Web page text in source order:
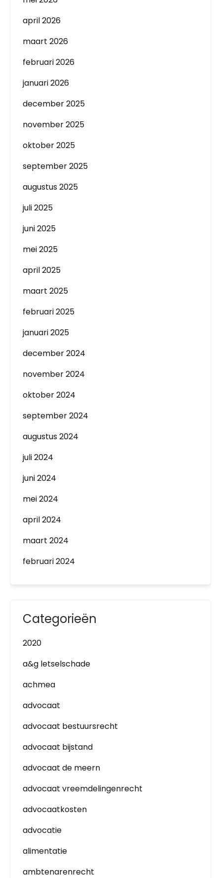
april 2026
maart 2026
februari 2026
januari 2026
december 2025
november 2025
oktober 2025
september 2025
augustus 2025
juli 2025
juni 2025
mei 2025
april 2025
maart 2025
februari 2025
januari 2025
december 2024
november 2024
oktober 2024
september 2024
augustus 2024
juli 2024
juni 2024
mei 2024
april 2024
maart 2024
februari 2024
Categorieën
2020
a&g letselschade
achmea
advocaat
advocaat bestuursrecht
advocaat bijstand
advocaat de meern
advocaat vreemdelingenrecht
advocaatkosten
advocatie
alimentatie
ambtenarenrecht